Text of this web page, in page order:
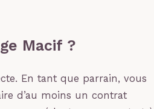
Macif ?
En tant que parrain, vous
d’au moins un contrat